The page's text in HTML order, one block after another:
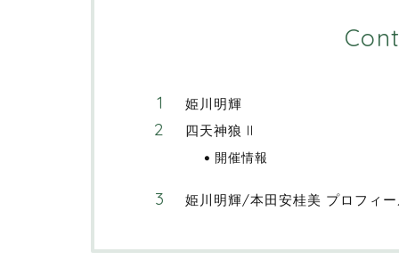
姫川明輝
四天神狼 II
開催情報
姫川明輝/本田安桂美 プロフィ